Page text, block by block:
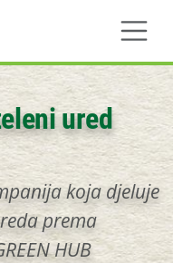
ured
koja djeluje
prema
HUB